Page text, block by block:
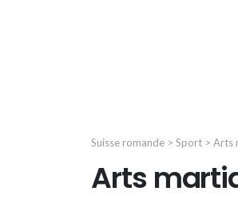
Suisse romande > Sport > Arts
Arts